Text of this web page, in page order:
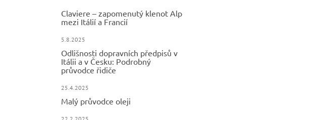
Claviere – zapomenutý klenot Alp
mezi Itálií a Francií
5.8.2025
Odlišnosti dopravních předpisů v
Itálii a v Česku: Podrobný
průvodce řidiče
25.4.2025
Malý průvodce oleji